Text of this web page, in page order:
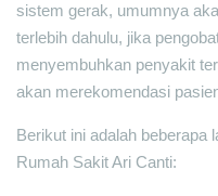
sistem gerak, umumnya
terlebih dahulu, jika
menyembuhkan penyakit
akan merekomendasi
Berikut ini adalah beberapa
Rumah Sakit Ari Canti: